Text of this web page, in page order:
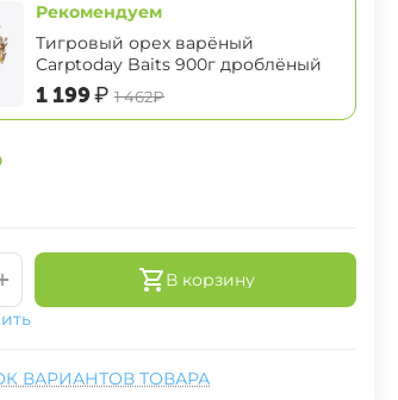
Рекомендуем
Тигровый орех варёный
Carptoday Baits 900г дроблёный
‍1 199‍₽ ‍1 462‍₽
В корзину
ВАРИАНТОВ ТОВАРА